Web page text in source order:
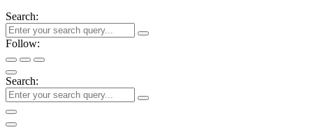
Search:
Follow:
Search: